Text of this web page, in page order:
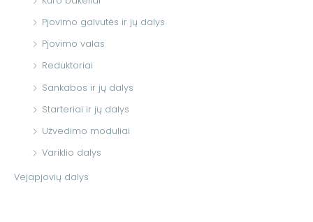
Pjovimo galvutės ir jų dalys
Pjovimo valas
Reduktoriai
Sankabos ir jų dalys
Starteriai ir jų dalys
Užvedimo moduliai
Variklio dalys
Vejapjovių dalys